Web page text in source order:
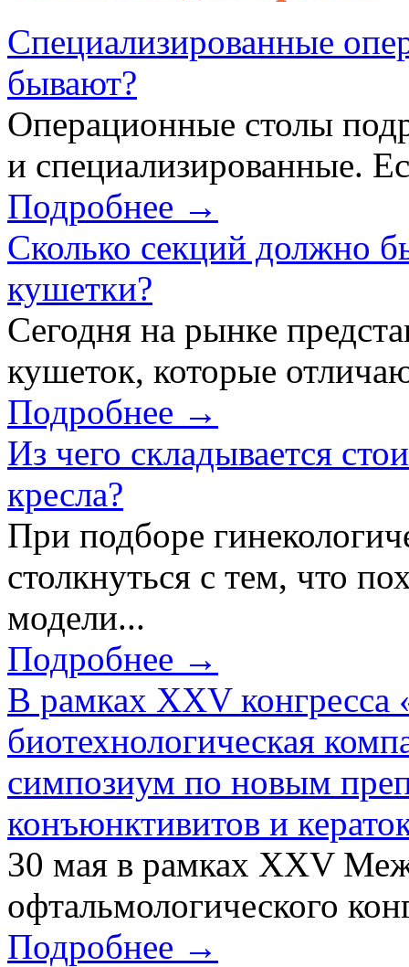
Специализированные
бывают?
Операционные столы
и специализированные.
Подробнее →
Сколько секций должно
кушетки?
Сегодня на рынке
кушеток, которые
Подробнее →
Из чего складывается
кресла?
При подборе
столкнуться с тем, что
модели...
Подробнее →
В рамках XXV конгресса
биотехнологическая
симпозиум по новым
конъюнктивитов и
30 мая в рамках XXV
офтальмологического
Подробнее →